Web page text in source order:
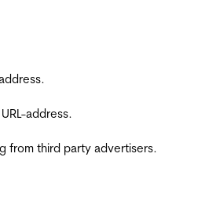
address.
from third party advertisers.